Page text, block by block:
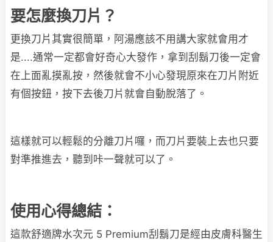
要怎麼換刀片？
更換刀片其實很簡單，阿湯應該不用講大家就會用才
是....通常一定都會好奇心大發作，拿到刮鬍刀後一定會
在上面亂摸亂按，然後就會不小心發現原來在刀片附近
有個按鈕，按下去後刀片就會自動脫落了。
這樣就可以輕鬆的分離刀片囉，而刀片要裝上去也只要
對準推進去，聽到咔一聲就可以了。
使用心得總結：
這款舒適牌水次元 5 Premium刮鬍刀是經由皮膚科醫生